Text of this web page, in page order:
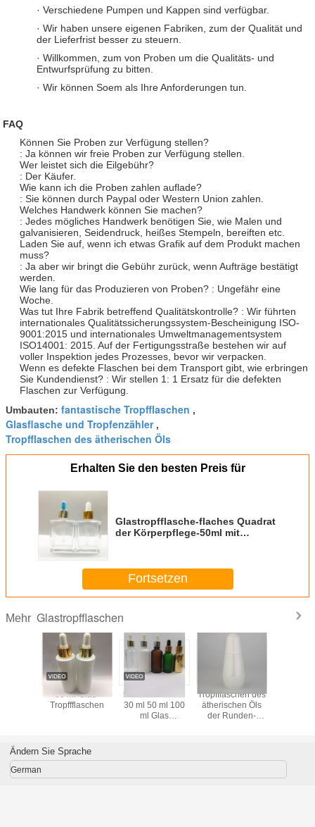
· Verschiedene Pumpen und Kappen sind verfügbar.
· Wir haben unsere eigenen Fabriken, zum der Qualität und
der Lieferfrist besser zu steuern.
· Willkommen, zum von Proben um die Qualitäts- und
Entwurfsprüfung zu bitten.
· Wir können Soem als Ihre Anforderungen tun.
FAQ
Können Sie Proben zur Verfügung stellen?
: Ja können wir freie Proben zur Verfügung stellen.
Wer leistet sich die Eilgebühr?
: Der Käufer.
Wie kann ich die Proben zahlen auflade?
: Sie können durch Paypal oder Western Union zahlen.
Welches Handwerk können Sie machen?
: Jedes mögliches Handwerk benötigen Sie, wie Malen und
galvanisieren, Seidendruck, heißes Stempeln, bereiften etc.
Laden Sie auf, wenn ich etwas Grafik auf dem Produkt machen
muss?
: Ja aber wir bringt die Gebühr zurück, wenn Aufträge bestätigt
werden.
Wie lang für das Produzieren von Proben? : Ungefähr eine
Woche.
Was tut Ihre Fabrik betreffend Qualitätskontrolle? : Wir führten
internationales Qualitätssicherungssystem-Bescheinigung ISO-
9001:2015 und internationales Umweltmanagementsystem
ISO14001: 2015. Auf der Fertigungsstraße bestehen wir auf
voller Inspektion jedes Prozesses, bevor wir verpacken.
Wenn es defekte Flaschen bei dem Transport gibt, wie erbringen
Sie Kundendienst? : Wir stellen 1: 1 Ersatz für die defekten
Flaschen zur Verfügung.
Umbauten: fantastische Tropfflaschen ,
Glasflasche und Tropfenzähler,
Tropfflaschen des ätherischen Öls
Erhalten Sie den besten Preis für
Glastropfflasche-flaches Quadrat
der Körperpflege-50ml mit
Fortsetzen
Mehr Glastropfflaschen
60 ml-Glas-
Tropffflaschen
5 ml 10 ml 15 ml
30 ml 50 ml 100
ml Glas
Tropfflaschen des
ätherischen Öls
der Runden-
Ändern Sie Sprache
German